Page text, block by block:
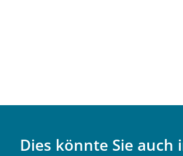
Dies könnte Sie auch